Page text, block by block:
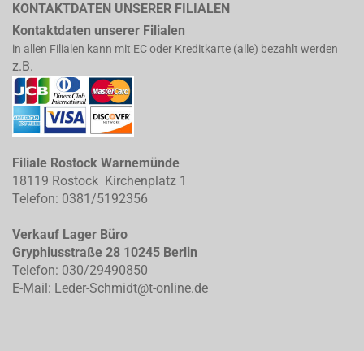
KONTAKTDATEN UNSERER FILIALEN
Kontaktdaten unserer Filialen
in allen Filialen kann mit EC oder Kreditkarte (alle) bezahlt werden
z.B.
Filiale Rostock Warnemünde
18119 Rostock Kirchenplatz 1
Telefon: 0381/5192356
Verkauf Lager Büro
Gryphiusstraße 28 10245 Berlin
Telefon: 030/29490850
E-Mail: Leder-Schmidt@t-online.de